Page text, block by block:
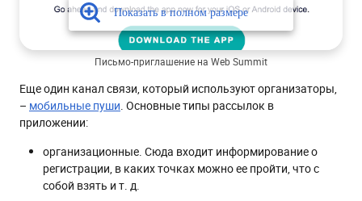
Письмо-приглашение на Web Summit
Еще один канал связи, который используют организаторы,
– мобильные пуши. Основные типы рассылок в
приложении:
организационные. Сюда входит информирование о
регистрации, в каких точках можно ее пройти, что с
собой взять и т. д.